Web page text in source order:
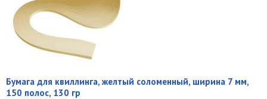
Бумага для квиллинга, желтый соломенный, ширина 7 мм,
150 полос, 130 гр